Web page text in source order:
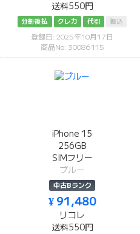
送料550円
分割後払 クレカ 代引 振込
登録日: 2025年10月17日
商品No: 30086115
iPhone 15
256GB
SIMフリー
ブルー
中古Bランク
¥ 91,480
リコレ
送料550円